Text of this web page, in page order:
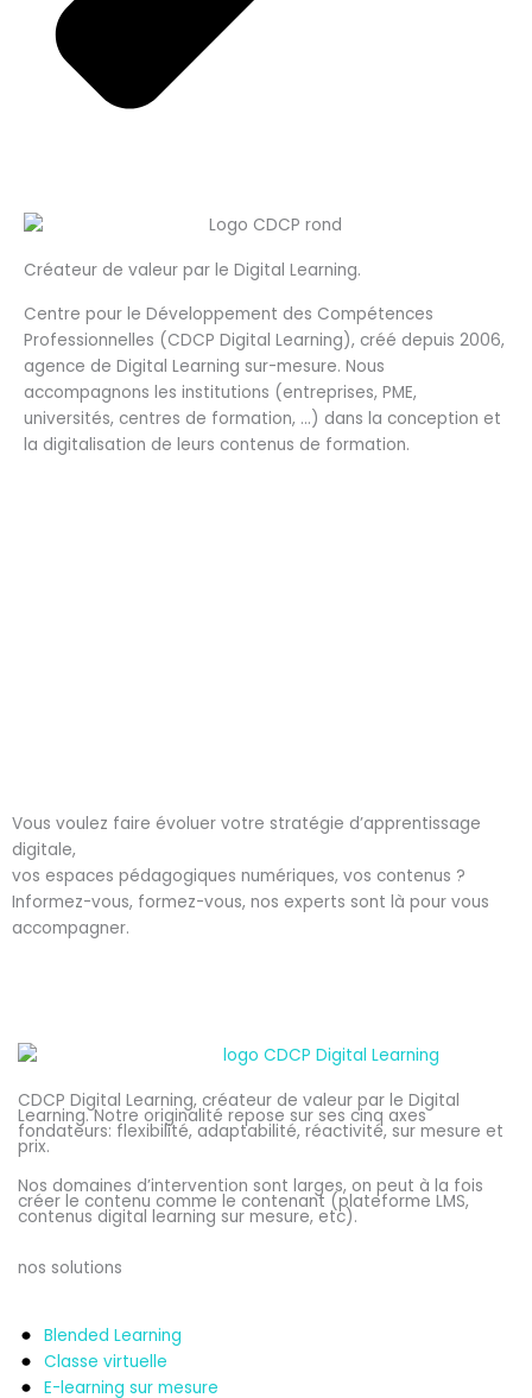
Créateur de valeur par le Digital Learning.
Centre pour le Développement des Compétences
Professionnelles (CDCP Digital Learning), créé depuis 2006,
agence de Digital Learning sur-mesure. Nous
accompagnons les institutions (entreprises, PME,
universités, centres de formation, …) dans la conception et
la digitalisation de leurs contenus de formation.
Vous voulez faire évoluer votre stratégie d’apprentissage
digitale,
vos espaces pédagogiques numériques, vos contenus ?
Informez-vous, formez-vous, nos experts sont là pour vous
accompagner.
CDCP Digital Learning, créateur de valeur par le Digital
Learning. Notre originalité repose sur ses cinq axes
fondateurs: flexibilité, adaptabilité, réactivité, sur mesure et
prix.
Nos domaines d’intervention sont larges, on peut à la fois
créer le contenu comme le contenant (plateforme LMS,
contenus digital learning sur mesure, etc).
nos solutions
Blended Learning
Classe virtuelle
E-learning sur mesure